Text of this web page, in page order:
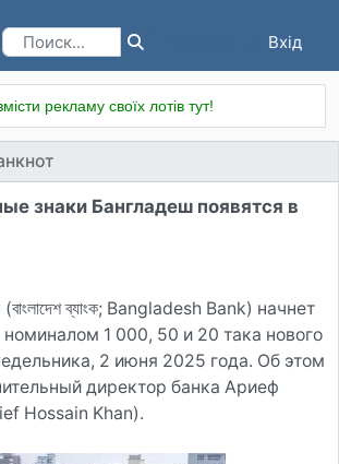
Вхід
рекламу своїх лотів тут!
знаки Бангладеш появятся в
ব্যাংক; Bangladesh Bank) начнет
1 000, 50 и 20 така нового
2 июня 2025 года. Об этом
директор банка Ариеф
Hossain Khan).